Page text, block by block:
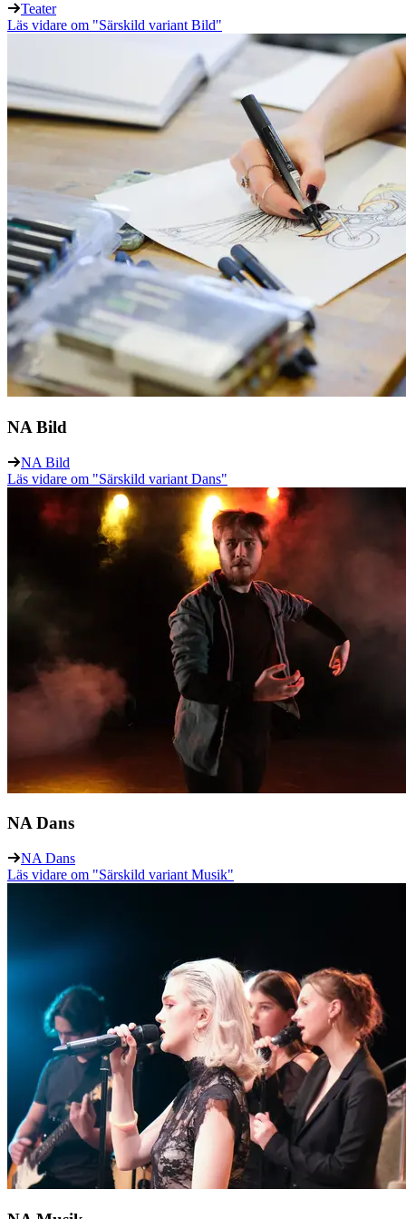
Teater
Läs vidare om "Särskild variant Bild"
NA Bild
NA Bild
Läs vidare om "Särskild variant Dans"
NA Dans
NA Dans
Läs vidare om "Särskild variant Musik"